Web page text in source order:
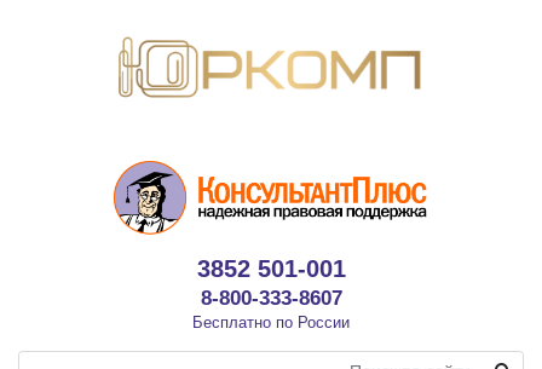
3852 501-001
8-800-333-8607
Бесплатно по России